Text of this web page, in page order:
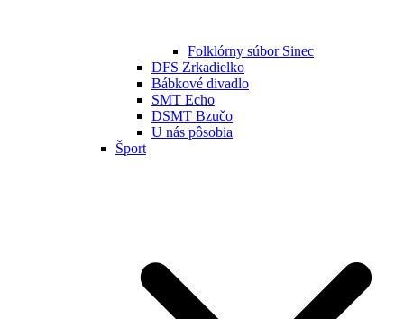
Folklórny súbor Sinec
DFS Zrkadielko
Bábkové divadlo
SMT Echo
DSMT Bzučo
U nás pôsobia
Šport